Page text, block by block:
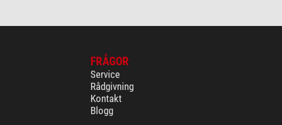
FRÅGOR
Service
Rådgivning
Kontakt
Blogg